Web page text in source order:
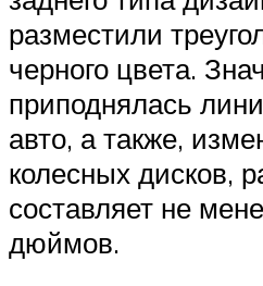
разместили
черного цвета.
приподнялась
авто, а также,
колесных дисков,
составляет не
дюймов.